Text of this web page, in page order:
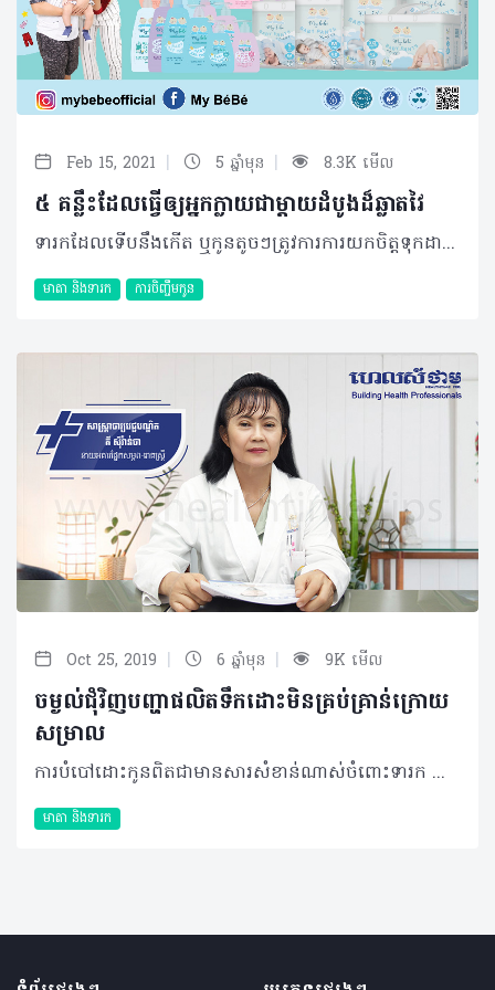
Feb 15, 2021 | 5 ឆ្នាំមុន | 8.3K មើល
៥ គន្លឹះដែលធ្វើឲ្យអ្នកក្លាយជាម្តាយដំបូងដ៏ឆ្លាតវៃ
ទារកដែលទើបនឹងកើត ឬកូនតូចៗត្រូវការការយកចិត្តទុកដាក់ និងថែរក្សាអនាម័យជាប្រចាំដើម្បីបញ្ចៀសបានពី ការប្រឈមទៅនឹងសុខភាពរាងកាយនានា និងធានាឲ្យបានសុខភាពពេញលេញនៅពេលដែលពួកគេធំដឹងក្ដី។ ដោយហេតុថាពួកគេជាវ័យដែលងាយប្រឈមនឹងការឆ្លងមេរោគ នោះការរក្សាបានភាពស្អាត និងអនាម័យជាភារកិច្ចចាំបាច់ដែលលោកប៉ា និងអ្នកម៉ាក់ត្រូវស្វែងយល់ និងអនុវត្តឲ្យបានខ្ជាប់ខ្ជួន។ My Bébé ដឹងថាម៉ាក់ៗ ក៏ដូចជាប៉ាៗដែលទើបនឹងមានបុត្រជាលើកដំបូង ប្រហែលជាមិនទាន់ដឹងពីវិធីសាស្រ្តក្នុងការរក្សាអនាម័យសម្រាប់ទារកនៅឡើយទេ ដូច្នះ My Bébé សូមចែករំលែកនូវគន្លឹះមួយចំនួនដើម្បីឲ្យម៉ាក់ៗក្លាយជាម្តាយដំបូងដ៏ជំនាញ និងឆ្លាតវៃ៖ ១. ងូតទឹកឲ្យទារក ការពិតទៅ រាងកាយទារកមានសភាពស្អាតរួចស្រាប់ទៅហើយ ព្រោះពួកគេកម្រប៉ះពាល់នឹងសារធាតុកង្វក់នានា តែទោះជាយ៉ាងណាក៏ដោយ ការងូតទឹកគឺជាការចាំបាច់បំផុតសម្រាប់ធានាឲ្យបានភាពស្អាត និងអនាម័យខ្ពស់។ សម្រាប់ទារក៣ខែដំបូង លោកអ្នកអាចងូតទឹកឲ្យទារករៀងរាល់២ថ្ងៃម្តង នេះបើយោងតាមការបកស្រាយដោយវេជ្ជបណ្ឌិត វ៉ាន សុខជា ឯកទេសរោគកុមារ និងជាប្រធានមន្ទីរសម្រាកព្យាបាលរោគកុមារ ម៉ាក់ស៊ីឃែរ។ បន្ទាប់មក អ្នកអាចងូតទឹកឲ្យពួកគេជារៀងរាល់ថ្ងៃ ឬប្រែប្រួលទៅតាមរដូវកាល ឬស្ថានភាពសុខភាពនានា ពេលដែលទារកមានអាយុលើសពី៣ខែ។ នៅពេលងូតទឹកម្ដងៗ អ្នកគួរសម្អាតសក់ និងដងខ្លួនជាមួយសាប៊ូផលិតឡើងសម្រាប់ស្បែកទារកដែលមិនមានបូកបញ្ចូលនូវសារធាតុកាត់នាំឲ្យប៉ះពាល់ដល់សុខភាពស្បែកនោះឡើយ។ ២. បោកខោអាវ និងការប្តូរកន្ទបឲ្យទារក ភាពកខ្វក់នានាអាចតោងជាប់លើសម្លៀកបំពាក់របស់ទារកដែលអ្នកមិននឹកស្មានដល់ ដូច្នេះការផ្លាស់ប្តូរកន្ទប និងបោកខោអាវជាផ្នែកមួយដ៏សំខាន់នៃការធ្វើអនាម័យផងដែរ។ អ្នកត្រូវត្រួតពិនិត្យកន្ទប និងផ្លាស់ប្តូរឲ្យបានញឹកញាប់ដើម្បីចៀសវាងបញ្ហារលាក ឬមេរោគផ្សេងៗ។ សម្រាប់ខោអាវ អ្នកអាចបោកដោយប្រើប្រាស់សាប៊ូដែលមានសមត្ថភាពកម្ចាត់បាក់តេរី តែគ្មានសារធាតុកាត់នោះទេ។ បន្ទាប់ពីធ្វើការបោកសម្អាតរួចរាល់ អ្នកអាចហាលសម្លៀកបំពាក់ទាំងនោះក្នុងម៉ាស៊ីនសម្ងួត ឬខាងក្នុងផ្ទះ ដើម្បីបង្ការការឆ្លងមេរោគពីបរិយាកាសខាងក្រៅ។ មួយវិញទៀត កុមារអាចនឹងងាយក្អែរ ឬធ្វើឲ្យខោអាវរបស់ពួកគេងាយប្រលាក់ ដែលអ្នកអាចធ្វើការផ្លាស់ប្តូរសម្លៀកបំពាក់ពួកគេពី ៣ ទៅ ៤ដងក្នុងមួយថ្ងៃ។ ៣. លាងដបទឹកដោះគោ ឬសម្ភារៈផ្សេងៗ លោកប៉ា អ្នកម៉ាក់គួរត្រៀមទុកកំប៉ុងទឹកដោះគោក្នុងចំនួនច្រើនសម្រាប់ដាក់អាហារដាច់ដោយឡែកពីគ្នា។ កំប៉ុងទាំងអស់ ត្រូវលាងនិងសម្លាប់មេរោគជាមួយទឹកក្ដៅ ឬសាប៊ូដែលផលិតឡើងសម្រាប់តែលាងសម្អាតកំប៉ុងទឹកដោះគោ និងសម្ភារៈក្មេងលេងតែប៉ុណ្ណោះ។ បន្ទាប់ពីលាងរួចរាល់​ អ្នកអាចទុកវាចោលក្នុងឆ្នាំងដែលមានទឹកក្ដៅនោះជាមួយនឹងគម្របបិតជិត ហើយអាចយកចេញក្នុងករណីដែលអ្នកត្រូវប្រើប្រាស់តែប៉ុណ្ណោះ។ ត្រូវចាំថា កំប៉ុងដែលប្រើប្រាស់រួចត្រូវដាក់ឲ្យឆ្ងាយពីកំប៉ុងថ្មី ដើម្បីចៀសវាងក្នុងការភ័ន្តច្រឡំប្រើប្រាស់កំប៉ុងដែលមិនទាន់បានធ្វើការសម្លាប់មេរោគ។ ក្រៅពីនេះ អ្នកក៏កុំភ្លេចលាងសម្អាតសម្ភារៈក្មេងលេង ឬជូតជាមួយនឹងទឹកសាប៊ូឲ្យបានញឹកញាប់ផងដែរ។ ៤. កាត់តម្រឹមក្រចក និងសក់ សក់ និងក្រចករបស់ទារកអាចដុះលឿនដែលអ្នកគួរសង្កេតមើលដើម្បីធ្វើការកាត់ចោលខ្លះ។ ការធ្វើបែបនេះអាចជួយឲ្យកូនតូចចៀសផុតពីធូលីដី ឬមេរោគនានាដែលកំពុងតោងភ្ជាប់។ មួយវិញទៀត ការតម្រឹមក្រចកនិងសក់បែបនេះក៏អាចធ្វើឲ្យអ្នកងាយស្រួលក្នុងការសម្អាតម្រាមដៃ និងស្បែកក្បាលរបស់ពួកគេផងដែរ។ អ្នកអាចកាត់ក្រចក ឬសក់ នៅពេលដែលពួកគេកំពុងគេងលក់ ហើយស្របពេលជាមួយគ្នាអ្នកត្រូវមានបម្រុងប្រយ័ត្នខ្ពស់ចៀសសវាងការដាច់រលាត់ដែលអាចឲ្យទារកងាយមានជំងឺតេតាណូស។ ៥. ប៉ះពាល់ទារក ការប៉ះពាល់ទារកដោយការពរ បី និងឱបក៏ជាប្រភពនៃការចម្លងភាពកង្វក់ទៅកាន់ពួកគេបានដូចគ្នា ដូចនេះលោកប៉ា អ្នកម៉ាក់ និងសមាជិកគ្រួសារផ្សេងទៀតគួរសម្អាតដៃជាមួយសាប៊ូកម្ចាត់បាក់តេរីឲ្យបានស្អាតជាមុនសិនមុនពេលចាប់កាន់កូនតូច។ ក្រៅពីនេះ អ្នកគួរចៀសវាងអនុវត្តនូវតំណមមួយចំនួនពីបុរាណដូចជាការតមទឹក បន្តក់ទឹកដោះក្នុងភ្នែក ឬលាបប្រេងក្រឡាលើក្បាលទារកជាដើម ដែលជាហេតុបណ្ដាលឲ្យមានគ្រោះថ្នាក់ចំពោះសុខភាពណាមួយ។ ត្រូវចាំថាកូនតូចមានប្រព័ន្ធការពាររាងកាយខ្សោយជាងមនុស្សធំ ដូចនេះគួរដាក់ឲ្យពួកគេនៅក្នុងបរិយាកាសដែលមានខ្យល់ចេញចូលបានគ្រប់គ្រាន់ និងគប្បីថែរក្សាអនាម័យតាមការណែនាំខាងលើ។ My​​ Bébé សង្ឃឹមថាម៉ាក់ៗទាំងអស់គ្នាប្រាកដជាអាចធ្វើជាម៉ាក់ៗដ៏ជំនាញ និងឆ្លាតវៃបាន! ប្រភព https://www.thehealthsite.com/pregnancy/8-tips-to-keep-your-newborn-clean-93392/
មាតា និងទារក ការចិញ្ចឹមកូន
Oct 25, 2019 | 6 ឆ្នាំមុន | 9K មើល
ចម្ងល់ជុំវិញបញ្ហាផលិតទឹកដោះមិនគ្រប់គ្រាន់ក្រោយ
សម្រាល
ការបំបៅដោះកូនពិតជាមានសារសំខាន់ណាស់ចំពោះទារក ព្រោះមិនត្រឹមតែជាអាហារបំប៉នដ៏មានសុវត្ថិភាពប៉ុណ្ណោះទ វាថែមទាំងអាចជួយកាត់បន្ថយនូវហានិភ័យនៃជំងឺមហារីកផងដែរ។ ដូច្នេះប្រសិនការផលិតទឹកដោះរបស់ស្ត្រីមិនបានគ្រប់គ្រាន់នៅពេលក្រោយសម្រាលនោះវាជាបញ្ហាចម្បងមួយដែលស្ត្រីមិនគួរមើលរំលង។ អ្វីជាមូលហេតុនៃការផលិតទឹកដោះមិនគ្រប់គ្រាន់? ករណីទាក់ទងនឹងបញ្ហាផលិតទឹកដោះមិនគ្រប់គ្រាន់របស់ស្ត្រីអាចបណ្តាលមកពីមូលហេតុជាច្រើនអាស្រ័យលើ៖ • ការយល់ដឹង៖ ស្ត្រីមួយចំនួនអាចខ្វះការយល់ដឹងអំពីការបំបៅដោះកូន ឬរបៀបនៃការបំបៅឲ្យបានល្អត្រឹមត្រូវ និងមានអនាម័យ ដែលជាហេតុបង្កឲ្យមានការឈឺសុដន់ រហូតបង្ខំចិត្តបញ្ឈប់ការបំបៅដោះកូនដោយខ្លួនឯង។ • កាតព្វកិច្ចប្រចាំថ្ងៃ៖ នៅប្រទេសកម្ពុជាស្ត្រីត្រូវបានអនុញ្ញាតឲ្យសម្រាករយៈពេល ៣ខែទាំងមុននិងក្រោយសម្រាល ដូច្នេះស្ត្រីអាចនឹងមិនមានពេលវេលាគ្រប់គ្រាន់សម្រាប់បំបៅកូននៅពេលទំនួលខុសត្រូវការងារចាប់ផ្តើមឡើងវិញ។ មូលហេតុផ្សេងទៀតដែលអាចឲ្យស្ត្រីប្រឈមនឹងការផលិតទឹកដោះមិនគ្រប់គ្រាន់រួមមាន បញ្ហាពីធម្មជាតិសុដន់មិនលូតលាស់គ្រប់លក្ខណៈ ការវះកាត់ពង្រីកឬបង្រួមទំហំសុដន់ដែលធ្វើឲ្យប៉ះពាល់ដល់ក្រពេញទឹកដោះ និងករណីដែលស្ត្រីមានជំងឺប្រចាំកាយដូចជា ជំងឺទឹកនោមផ្អែមធ្ងន់ធ្ងរ ជំងឺលើក្រពេញទីរ៉ូអុីត ឬជំងឺសួតរ៉ាំរ៉ៃជាដើម។ ទោះជាយ៉ាងណាក៏ដោយ ទារកខ្លះអាចនឹងបៅមិនបានគ្រប់គ្រាន់ ឬមិនអាចបៅបានក្នុងករណីទារកមានក្រអូមមាត់មិនធម្មតា និងកើតមិនគ្រប់ខែ។ ស្ត្រីគួរធ្វើបែបណាដើម្បីត្រៀមខ្លួន ឬកាត់បន្ថយបញ្ហានេះ? ជាការពិតណាស់ ដើម្បីអាចត្រៀមខ្លួនបាន ដំបូងស្ត្រីចាំបាច់ត្រូវយល់ដឹងអំពីសារប្រយោជន៍នៃទឹកដោះម្តាយ និងរបៀបបំបៅកូនជាមុនសិន។ ស្ត្រីត្រូវបំបៅដោះកូនភ្លាមៗបន្ទាប់ពីសម្រាលដោយឥរិយាបទសមស្រប ប្រកបដោយអនាម័យត្រឹមត្រូវតាមការណែនាំរបស់គ្រូពេទ្យ។ ប្រសិនបើមានបញ្ហាណាមួយអំឡុងពេលនៃការបំបៅដោះកូនស្ត្រីគួរជួបពិគ្រោះជាមួយគ្រូពេទ្យមុនពេលសម្រេចចិត្តឈប់បំបៅកូន ឬព្យាយាមរកដំណោះស្រាយខ្លួនឯងដោយការប្រើថ្នាំផ្សេងៗ។ ម៉្យាងទៀត គួរចៀសវាងការផ្តល់ក្បាលដោះឲ្យទារកបៅ ឬជញ្ជក់លេង ឬផ្តល់ចំណីបន្ថែមនៅពេលទារកអាយុក្រោម ៦ខែ។ តើបញ្ហានេះផ្តល់ផលប៉ះពាល់បែបណាខ្លះ? ជាក់ស្តែង នៅពេលទារកបៅមិនគ្រប់គ្រាន់ រួមជាមួយការទទួលទានអាហារមិនសមស្រប ឬទឹកដោះគោមិនល្អក្នុងវ័យតូចពេក អាចឲ្យពួកគេប្រឈមនឹងផលប៉ះពាល់ដូចជា៖ • មានការលូតលាស់យឺតទាំងផ្នែករាងកាយ និងប្រាជ្ញាស្មារតី • ប្រព័ន្ធការពាររាងកាយរបស់ទារកថយចុះ ដែលងាយប្រឈមនឹងជំងឺផ្សេងៗ ពិសេសបញ្ហាសួត និងក្រពះ-ពោះវៀន • ងាយប្រឈមនឹងការស្លាប់ទាំងវ័យកុមារ ដោយសារឈឺច្រើន និងការព្យាបាលមិនបានត្រឹមត្រូវ។ ដោយឡែក ចំពោះម្តាយមិនបំបៅដោះកូន នោះពួកគេអាចប្រឈមនឹងការកើតមហារីកនៅក្រពេញសុដន់ និងក្រពេញអូវែ។ អ្វីខ្លះដែលទារកអាចទទួលទានជំនួស? ប្រសិនរកឃើញថា ស្ត្រីមិនអាចផលិតទឹកដោះបានគ្រប់គ្រាន់ ឬទារកកំពុងស្ថិតក្នុងលក្ខខណ្ឌណាមួយដែលមិនអាចបៅដោះបាន នោះទារកនឹងតម្រូវឲ្យផ្តល់នូវអាហារបំប៉ន ឬប្រភេទទឹកដោះគោពិសេសខុសៗគ្នាផ្អែកតាមករណី ឬស្ថានភាពនោះចំពោះទារកកើតមិនគ្រប់ខែពួកគេអាចនឹងត្រូវផ្តល់នូវម្សៅទឹកដោះគោពិសេស រីឯករណីផ្សេងទៀត ឬទារកកើតគ្រប់ខែជាធម្មតាតែមិនអាចបៅបាន នោះពួកគេនឹងត្រូវបានផ្តល់ឲ្យនូវប្រភេទម្សៅទឹកដោះគោដែលផលិតតាមក្បួនខ្នាតចំណីអាហារសម្រាប់ចិញ្ចឹមទារក។ គួរធ្វើយ៉ាងណាដើម្បីចៀសវាងបញ្ហានេះ? ការយល់ឲ្យបានច្បាស់ និងត្រៀមខ្លួនជាស្រេចមុនពេលសម្រាល អាចជួយឲ្យស្ត្រីកាត់បន្ថយនូវហានិភ័យនៃបញ្ហាផលិតទឹកដោះមិនគ្រប់គ្រាន់បាន។ ម៉្យាងទៀតស្ត្រីត្រូវស្វែងយល់ពីវិធីសាស្រ្តក្នុងការបំបៅឲ្យបានត្រឹមត្រូវ និងរបៀបនៃការរក្សាអនាម័យដែលគ្រូពេទ្យបានណែនាំ។ ក្រៅពីនេះស្ត្រីត្រូវប្រឹក្សាជាមួយគ្រូពេទ្យជានិច្ចរាល់បញ្ហាដែលកើតមានអំឡុងពេលបំបៅចៀសវាងឲ្យកូនបៅទឹកដោះគោ ឬបៅក្បាលដោះលេងមុនពេលទារកអាយុ៦ខែ។ ទោះបីមានបញ្ហាអ្វីកើតឡើង ស្ត្រីជាម្តាយគួរបំបៅដោះកូនតែមួយមុខគត់ឲ្យបានយ៉ាងតិចបំផុតត្រឹមអាយុ៦ខែ សឹមចាប់ផ្តើមបន្ថែមនូវចំណីអាហារផ្សេងទៀត និងបន្តបំបៅដោះកូនរហូតដល់អាយុ ២ឆ្នាំ ដើម្បីឲ្យម្តាយ និងកូនមានសុខភាពល្អ។ បកស្រាយដោយ៖ សាស្ត្រាចារ្យវេជ្ជបណ្ឌិត គី សុីវ៉ាន់ថា នាយអគារផ្នែកសម្ភព-រោគស្ត្រីនៃមន្ទីរពេទ្យមិត្តភាពកម្ពុជា-ចិនព្រះកុសុមៈ អត្ថបទ៖ ដកស្រង់ចេញពីទស្សនាវដ្ដី ហេលស៍ថាម ប្រូ លេខ ៨៣ 2019 រក្សាសិទ្ធិគ្រប់យ៉ាង​ដោយ Healthtime Corporation ចំពោះគ្រប់អត្ថបទដោយគ្មានផ្នែកណាមួយត្រូវបោះពុម្ពផ្សាយចូលប្រព័ន្ធអុីនធឺណែតឧបករណ៍អេឡិចត្រូនិកអាត់ជាសំឡេងឬថតចំលងគ្រប់រូបភាពដោយគ្មានការអនុញ្ញាតឡើយ
មាតា និងទារក